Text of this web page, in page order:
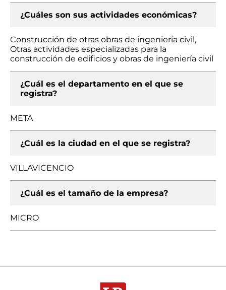
¿Cuáles son sus actividades económicas?
Construcción de otras obras de ingeniería civil,
Otras actividades especializadas para la
construcción de edificios y obras de ingeniería civil
¿Cuál es el departamento en el que se
registra?
META
¿Cuál es la ciudad en el que se registra?
VILLAVICENCIO
¿Cuál es el tamaño de la empresa?
MICRO